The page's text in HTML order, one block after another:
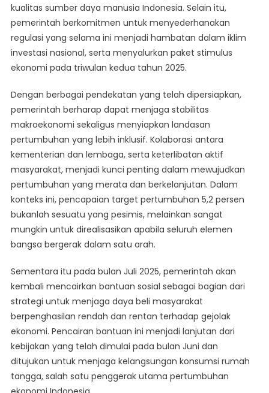
kualitas sumber daya manusia Indonesia. Selain itu,
pemerintah berkomitmen untuk menyederhanakan
regulasi yang selama ini menjadi hambatan dalam iklim
investasi nasional, serta menyalurkan paket stimulus
ekonomi pada triwulan kedua tahun 2025.
Dengan berbagai pendekatan yang telah dipersiapkan,
pemerintah berharap dapat menjaga stabilitas
makroekonomi sekaligus menyiapkan landasan
pertumbuhan yang lebih inklusif. Kolaborasi antara
kementerian dan lembaga, serta keterlibatan aktif
masyarakat, menjadi kunci penting dalam mewujudkan
pertumbuhan yang merata dan berkelanjutan. Dalam
konteks ini, pencapaian target pertumbuhan 5,2 persen
bukanlah sesuatu yang pesimis, melainkan sangat
mungkin untuk direalisasikan apabila seluruh elemen
bangsa bergerak dalam satu arah.
Sementara itu pada bulan Juli 2025, pemerintah akan
kembali mencairkan bantuan sosial sebagai bagian dari
strategi untuk menjaga daya beli masyarakat
berpenghasilan rendah dan rentan terhadap gejolak
ekonomi. Pencairan bantuan ini menjadi lanjutan dari
kebijakan yang telah dimulai pada bulan Juni dan
ditujukan untuk menjaga kelangsungan konsumsi rumah
tangga, salah satu penggerak utama pertumbuhan